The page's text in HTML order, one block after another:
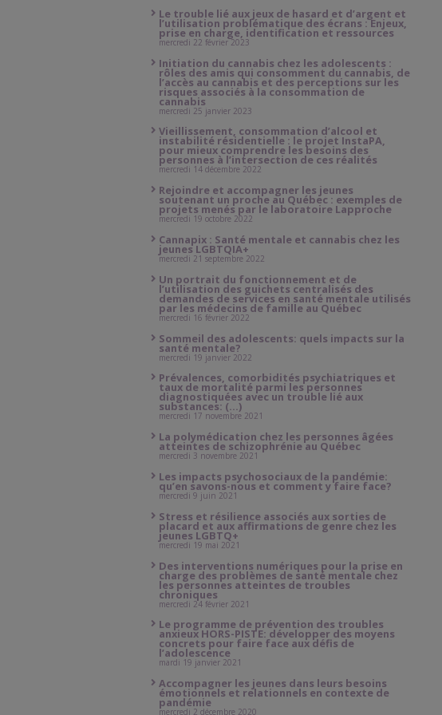
Le trouble lié aux jeux de hasard et d’argent et
l’utilisation problématique des écrans : Enjeux,
prise en charge, identification et ressources
mercredi 22 février 2023
Initiation du cannabis chez les adolescents :
rôles des amis qui consomment du cannabis, de
l’accès au cannabis et des perceptions sur les
risques associés à la consommation de
cannabis
mercredi 25 janvier 2023
Vieillissement, consommation d’alcool et
instabilité résidentielle : le projet InstaPA,
pour mieux comprendre les besoins des
personnes à l’intersection de ces réalités
mercredi 14 décembre 2022
Rejoindre et accompagner les jeunes
soutenant un proche au Québec : exemples de
projets menés par le laboratoire Lapproche
mercredi 19 octobre 2022
Cannapix : Santé mentale et cannabis chez les
jeunes LGBTQIA+
mercredi 21 septembre 2022
Un portrait du fonctionnement et de
l’utilisation des guichets centralisés des
demandes de services en santé mentale utilisés
par les médecins de famille au Québec
mercredi 16 février 2022
Sommeil des adolescents: quels impacts sur la
santé mentale?
mercredi 19 janvier 2022
Prévalences, comorbidités psychiatriques et
taux de mortalité parmi les personnes
diagnostiquées avec un trouble lié aux
substances: (...)
mercredi 17 novembre 2021
La polymédication chez les personnes âgées
atteintes de schizophrénie au Québec
mercredi 3 novembre 2021
Les impacts psychosociaux de la pandémie:
qu’en savons-nous et comment y faire face?
mercredi 9 juin 2021
Stress et résilience associés aux sorties de
placard et aux affirmations de genre chez les
jeunes LGBTQ+
mercredi 19 mai 2021
Des interventions numériques pour la prise en
charge des problèmes de santé mentale chez
les personnes atteintes de troubles
chroniques
mercredi 24 février 2021
Le programme de prévention des troubles
anxieux HORS-PISTE: développer des moyens
concrets pour faire face aux défis de
l’adolescence
mardi 19 janvier 2021
Accompagner les jeunes dans leurs besoins
émotionnels et relationnels en contexte de
pandémie
mercredi 2 décembre 2020